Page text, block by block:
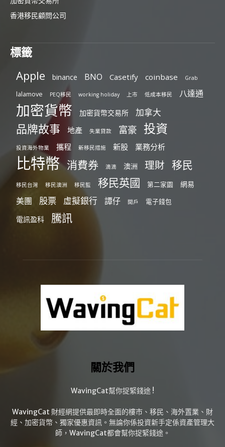
香港移民顧問公司
標籤
Apple binance BNO Casetify coinbase Grab
lalamove PEQ移民 working holiday 上市 低成本移民 八達通
加密貨幣 加密貨幣交易所 加拿大
品牌故事 地產 失業貸款 富豪 投資
投資海外物業 攜程 新移民措施 新股 業務分析
比特幣 消費券 滴滴 澳洲 理財 移民
移民台灣 移民澳洲 移民監 移民英國 第二家園 網易
美團 股票 虛擬銀行 譚仔 開戶 電子錢包
電訊盈科 騰訊
關於我們
WavingCat幫你捉緊錢途 !
WavingCat 財經網提供最即時全面的樓市、移民、海外置業、財
經、加密貨幣、獨家優惠資訊。無論你係投資新手定係資產管理大
師，WavingCat都會幫你捉緊錢途。